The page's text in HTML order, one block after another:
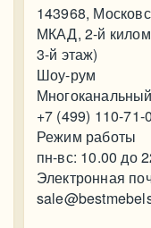
143968,
МКАД, 2-й
3-й этаж)
Шоу-рум
+7 (499) 110-71-
Режим работы
пн-вс: 10.00 до
Электронная